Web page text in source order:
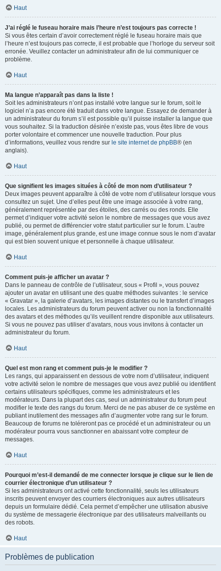
Haut
J’ai réglé le fuseau horaire mais l’heure n’est toujours pas correcte !
Si vous êtes certain d’avoir correctement réglé le fuseau horaire mais que
l’heure n’est toujours pas correcte, il est probable que l’horloge du serveur soit
erronée. Veuillez contacter un administrateur afin de lui communiquer ce
problème.
Haut
Ma langue n’apparaît pas dans la liste !
Soit les administrateurs n’ont pas installé votre langue sur le forum, soit le
logiciel n’a pas encore été traduit dans votre langue. Essayez de demander à
un administrateur du forum s’il est possible qu’il puisse installer la langue que
vous souhaitez. Si la traduction désirée n’existe pas, vous êtes libre de vous
porter volontaire et commencer une nouvelle traduction. Pour plus
d’informations, veuillez vous rendre sur le site internet de phpBB® (en
anglais).
Haut
Que signifient les images situées à côté de mon nom d’utilisateur ?
Deux images peuvent apparaître à côté de votre nom d’utilisateur lorsque vous
consultez un sujet. Une d’elles peut être une image associée à votre rang,
généralement représentée par des étoiles, des carrés ou des ronds. Elle
permet d’indiquer votre activité selon le nombre de messages que vous avez
publié, ou permet de différencier votre statut particulier sur le forum. L’autre
image, généralement plus grande, est une image connue sous le nom d’avatar
qui est bien souvent unique et personnelle à chaque utilisateur.
Haut
Comment puis-je afficher un avatar ?
Dans le panneau de contrôle de l’utilisateur, sous « Profil », vous pouvez
ajouter un avatar en utilisant une des quatre méthodes suivantes : le service
« Gravatar », la galerie d’avatars, les images distantes ou le transfert d’images
locales. Les administrateurs du forum peuvent activer ou non la fonctionnalité
des avatars et des méthodes qu’ils veuillent rendre disponible aux utilisateurs.
Si vous ne pouvez pas utiliser d’avatars, nous vous invitons à contacter un
administrateur du forum.
Haut
Quel est mon rang et comment puis-je le modifier ?
Les rangs, qui apparaissent en dessous de votre nom d’utilisateur, indiquent
votre activité selon le nombre de messages que vous avez publié ou identifient
certains utilisateurs spécifiques, comme les administrateurs et les
modérateurs. Dans la plupart des cas, seul un administrateur du forum peut
modifier le texte des rangs du forum. Merci de ne pas abuser de ce système en
publiant inutilement des messages afin d’augmenter votre rang sur le forum.
Beaucoup de forums ne toléreront pas ce procédé et un administrateur ou un
modérateur pourra vous sanctionner en abaissant votre compteur de
messages.
Haut
Pourquoi m’est-il demandé de me connecter lorsque je clique sur le lien de
courrier électronique d’un utilisateur ?
Si les administrateurs ont activé cette fonctionnalité, seuls les utilisateurs
inscrits peuvent envoyer des courriers électroniques aux autres utilisateurs
depuis un formulaire dédié. Cela permet d’empêcher une utilisation abusive
du système de messagerie électronique par des utilisateurs malveillants ou
des robots.
Haut
Problèmes de publication